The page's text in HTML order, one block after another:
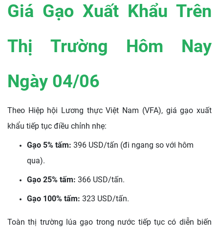
Giá Gạo Xuất Khẩu Trên
Thị Trường Hôm Nay
Ngày 04/06
Theo Hiệp hội Lương thực Việt Nam (VFA), giá gạo xuất
khẩu tiếp tục điều chỉnh nhẹ:
Gạo 5% tấm: 396 USD/tấn (đi ngang so với hôm
qua).
Gạo 25% tấm: 366 USD/tấn.
Gạo 100% tấm: 323 USD/tấn.
Toàn thị trường lúa gạo trong nước tiếp tục có diễn biến